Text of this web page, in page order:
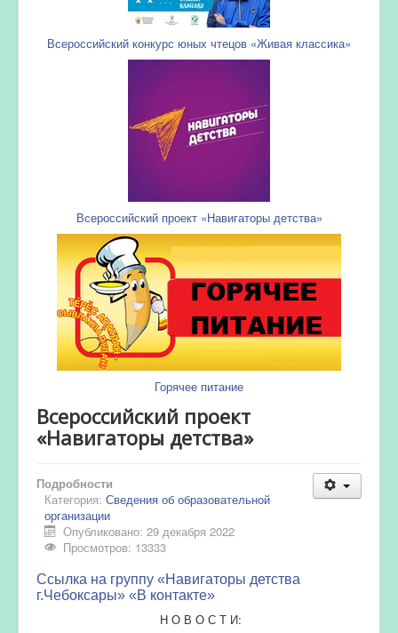
Всероссийский конкурс юных чтецов «Живая классика»
Всероссийский проект «Навигаторы детства»
Горячее питание
Всероссийский проект
«Навигаторы детства»
Подробности
Категория: Сведения об образовательной
организации
Опубликовано: 29 декабря 2022
Просмотров: 13333
Ссылка на группу «Навигаторы детства
г.Чебоксары» «В контакте»
Н О В О С Т И: